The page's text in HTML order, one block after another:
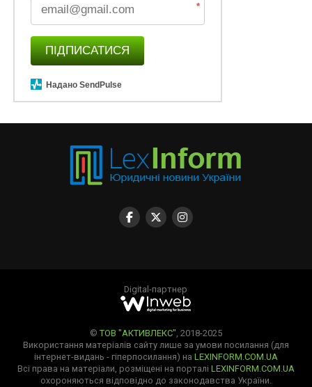
*
ПІДПИСАТИСЯ
Надано SendPulse
Digital-партнер
© ТОВ "АКТИВЛЕКС" , 2018-2025
Використання матеріалів сайту лише за умови посилання (для
інтернет-видань - гіперпосилання) на LEXINFORM.COM.UA
Всі права на матеріали, розміщені на порталі LEXINFORM.COM.UA
охороняються відповідно до законодавства України.